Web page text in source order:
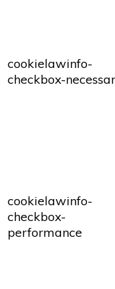
cookielawinfo-
checkbox-
cookielawinfo-
checkbox-
performance